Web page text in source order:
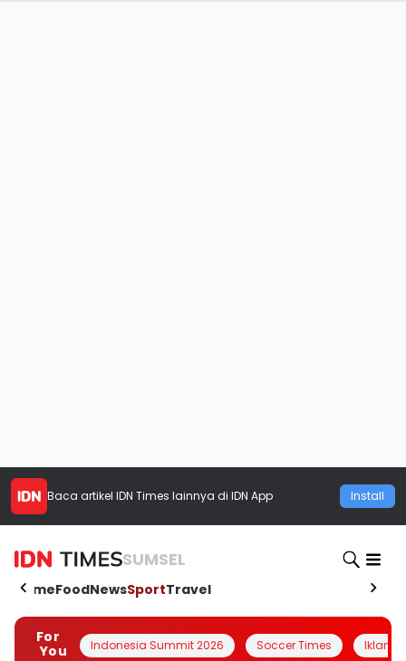
Baca artikel IDN Times lainnya di IDN App Install
SUMSEL
HomeFoodNewsSportTravel
For
You
Indonesia Summit 2026 Soccer Times Iklanin